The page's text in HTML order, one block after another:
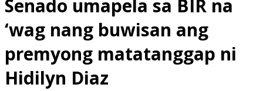
Senado umapela sa BIR na
‘wag nang buwisan ang
premyong matatanggap ni
Hidilyn Diaz